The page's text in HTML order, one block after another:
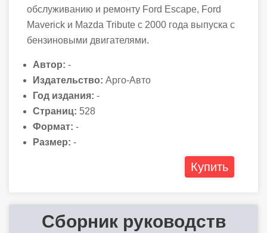
обслуживанию и ремонту Ford Escape, Ford
Maverick и Mazda Tribute с 2000 года выпуска с
бензиновыми двигателями.
Автор: -
Издательство: Арго-Авто
Год издания: -
Страниц: 528
Формат: -
Размер: -
Купить
Сборник руководств